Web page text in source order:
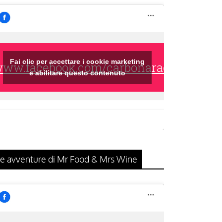
carbonaraclub/
Fai clic per accettare i cookie marketing
e abilitare questo contenuto
avventure di Mr Food & Mrs Wine